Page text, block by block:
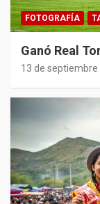
FOTOGRAFÍA
Ganó Real
13 de septiembre